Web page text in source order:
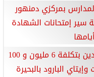
بمركزي دمنهور
سير إمتحانات الشهادة
إفتتاح مسجدين جديدين بتكلفة 6 مليون و 100
البارود بالبحيرة